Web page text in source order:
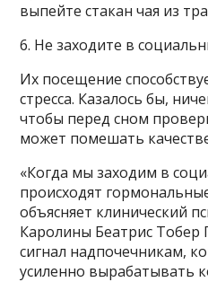
выпейте стакан чая из
6. Не заходите в
Их посещение
стресса. Казалось бы,
чтобы перед сном
может помешать
«Когда мы заходим в
происходят
объясняет клинический
Каролины Беатрис
сигнал надпочечникам,
усиленно вырабатывать